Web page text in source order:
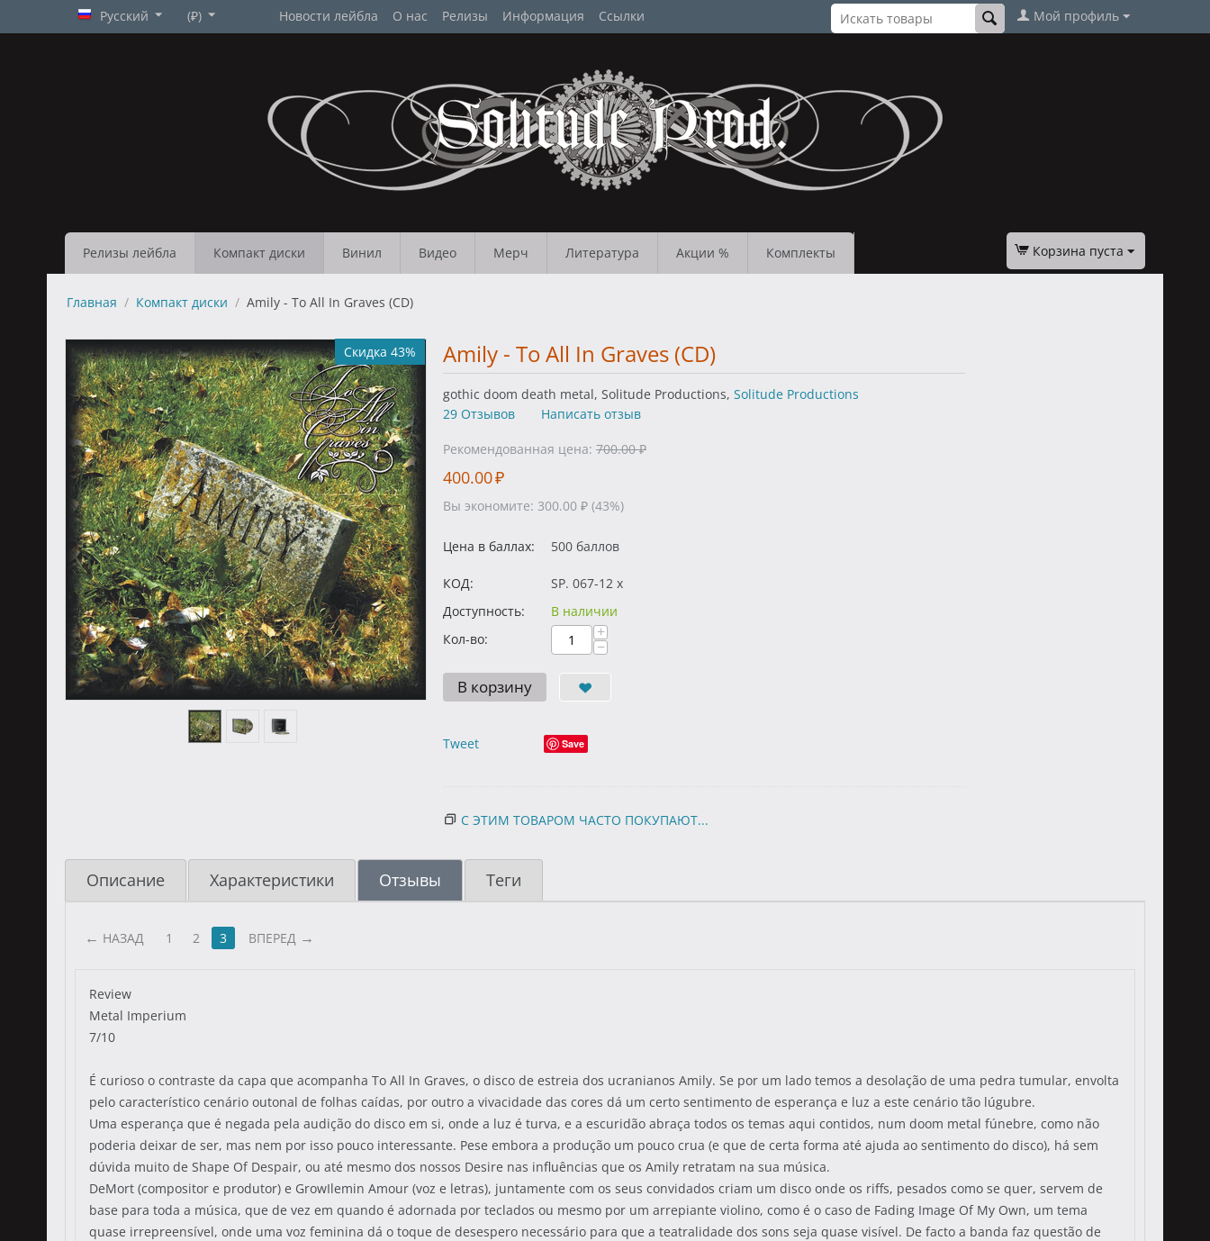
Русский (₽) Новости лейбла О нас Релизы Информация Ссылки Мой профиль
Релизы лейбла Компакт диски Винил Видео Мерч Литература Акции % Комплекты Корзина пуста
Главная / Компакт диски / Amily - To All In Graves (CD)
Скидка 43% Amily - To All In Graves (CD)
gothic doom death metal, Solitude Productions, Solitude Productions
29 Отзывов
Написать отзыв
Рекомендованная цена: 700.00 ₽
400.00₽
Вы экономите: 300.00 ₽ (43%)
Цена в баллах: 500 баллов
КОД:
SP. 067-12 x
Доступность:
В наличии
Кол-во:
+
−
В корзину
Tweet Save
С ЭТИМ ТОВАРОМ ЧАСТО ПОКУПАЮТ...
Описание Характеристики Отзывы Теги
НАЗАД 1 2 3 ВПЕРЕД
Review
Metal Imperium
7/10
É curioso o contraste da capa que acompanha To All In Graves, o disco de estreia dos ucranianos Amily. Se por um lado temos a desolação de uma pedra tumular, envolta
pelo característico cenário outonal de folhas caídas, por outro a vivacidade das cores dá um certo sentimento de esperança e luz a este cenário tão lúgubre.
Uma esperança que é negada pela audição do disco em si, onde a luz é turva, e a escuridão abraça todos os temas aqui contidos, num doom metal fúnebre, como não
poderia deixar de ser, mas nem por isso pouco interessante. Pese embora a produção um pouco crua (e que de certa forma até ajuda ao sentimento do disco), há sem
dúvida muito de Shape Of Despair, ou até mesmo dos nossos Desire nas influências que os Amily retratam na sua música.
DeMort (compositor e produtor) e GrowIlemin Amour (voz e letras), juntamente com os seus convidados criam um disco onde os riffs, pesados como se quer, servem de
base para toda a música, que de vez em quando é adornada por teclados ou mesmo por um arrepiante violino, como é o caso de Fading Image Of My Own, um tema
quase irrepreensível, onde uma voz feminina dá o toque de desespero necessário para que a teatralidade dos sons seja quase visível. De facto a banda faz questão de